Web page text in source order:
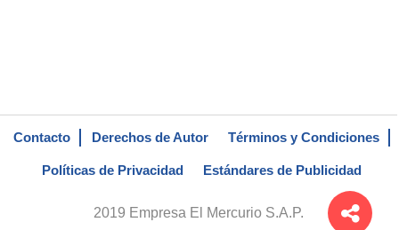
Contacto Derechos de Autor Términos y Condiciones
Políticas de Privacidad Estándares de Publicidad
2019 Empresa El Mercurio S.A.P.